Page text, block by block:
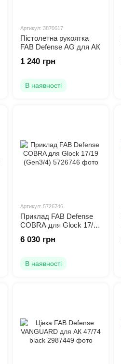
Артикул: 3870617
Пістолетна рукоятка
FAB Defense AG для АК
1 240 грн
В наявності
Артикул: 5726746
Приклад FAB Defense
COBRA для Glock 17/19
6 030 грн
В наявності